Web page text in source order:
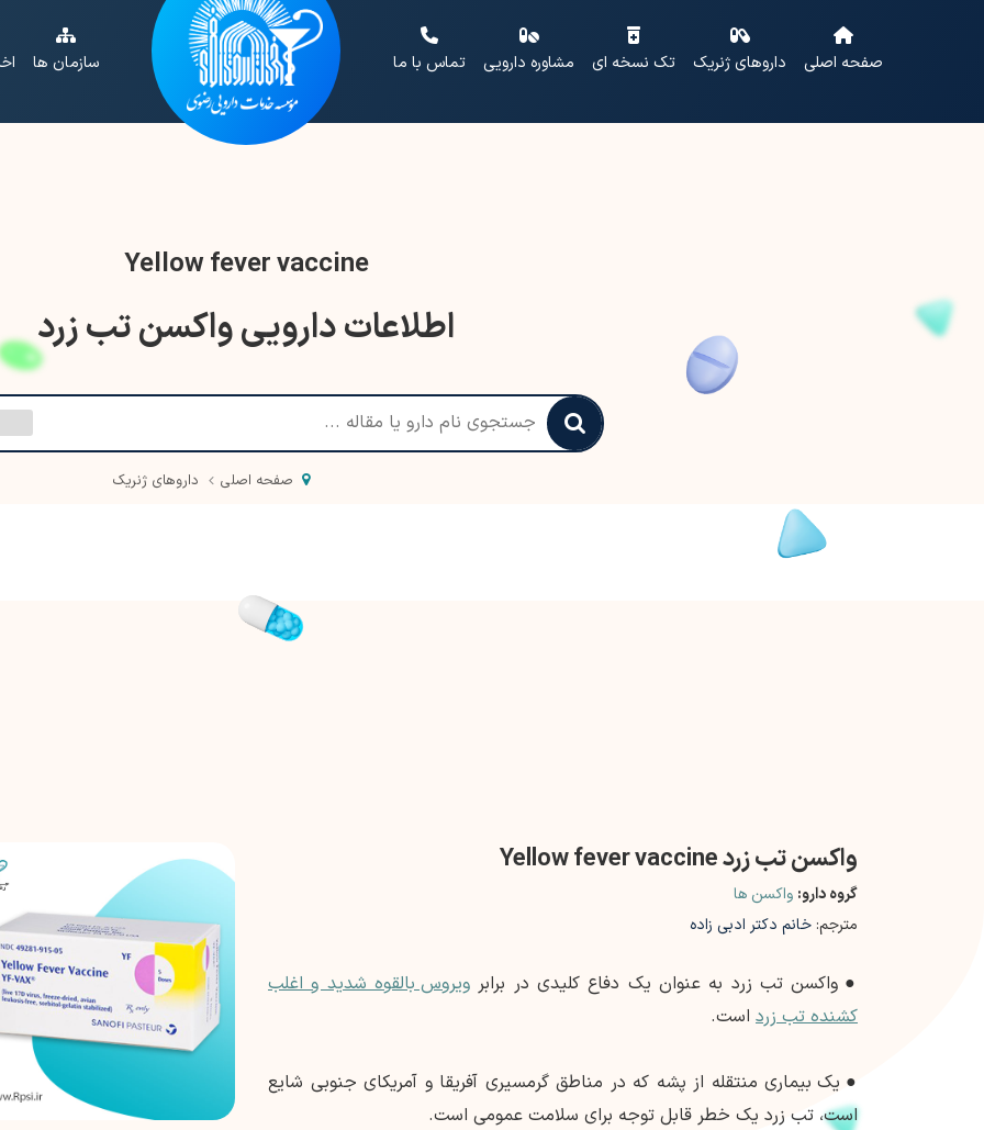
صفحه اصلی داروهای ژنریک تک نسخه ای مشاوره دارویی تماس با ما سازمان ها
Yellow fever vaccine
اطلاعات دارویی واکسن تب زرد
صفحه اصلی داروهای ژنریک
واکسن تب زرد Yellow fever vaccine
گروه دارو: واکسن ها
مترجم: خانم دکتر ادبی زاده
● واکسن تب زرد به عنوان یک دفاع کلیدی در برابر ویروس بالقوه شدید و اغلب
کشنده تب زرد است.
● یک بیماری منتقله از پشه که در مناطق گرمسیری آفریقا و آمریکای جنوبی شایع
است، تب زرد یک خطر قابل توجه برای سلامت عمومی است.